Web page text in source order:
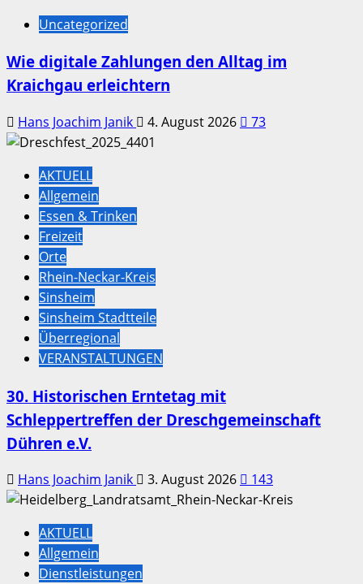
Uncategorized
Wie digitale Zahlungen den Alltag im
Kraichgau erleichtern
Hans Joachim Janik 4. August 2026 73
AKTUELL
Allgemein
Essen & Trinken
Freizeit
Orte
Rhein-Neckar-Kreis
Sinsheim
Sinsheim Stadtteile
Überregional
VERANSTALTUNGEN
30. Historischen Erntetag mit
Schleppertreffen der Dreschgemeinschaft
Dühren e.V.
Hans Joachim Janik 3. August 2026 143
AKTUELL
Allgemein
Dienstleistungen